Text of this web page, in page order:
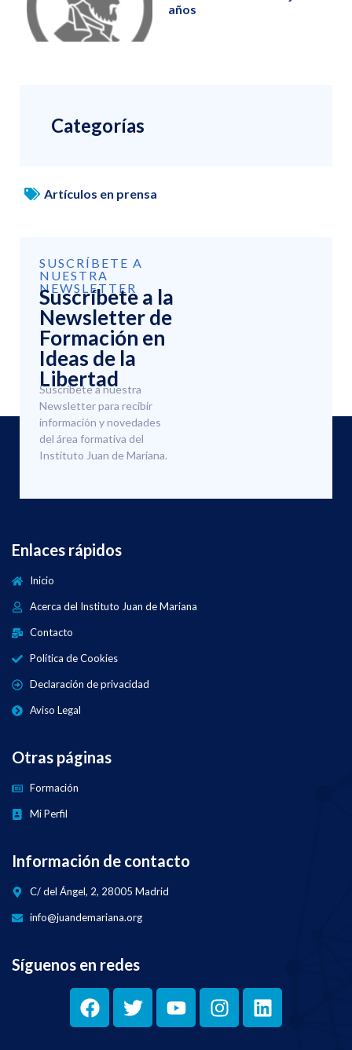
años
Categorías
Artículos en prensa
SUSCRÍBETE A
NUESTRA
NEWSLETTER
Suscríbete a la
Newsletter de
Formación en
Ideas de la
Libertad
Suscríbete a nuestra
Newsletter para recibir
información y novedades
del área formativa del
Instituto Juan de Mariana.
Enlaces rápidos
Inicio
Acerca del Instituto Juan de Mariana
Contacto
Política de Cookies
Declaración de privacidad
Aviso Legal
Otras páginas
Formación
Mi Perfil
Información de contacto
C/ del Ángel, 2, 28005 Madrid
info@juandemariana.org
Síguenos en redes